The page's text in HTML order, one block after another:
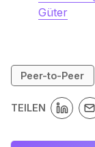
Güter
Peer-to-Peer
TEILEN